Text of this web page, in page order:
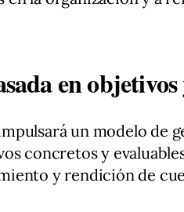
en
un modelo de
concretos y
y rendición de